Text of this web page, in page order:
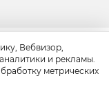
Вебвизор,
и рекламы.
метрических